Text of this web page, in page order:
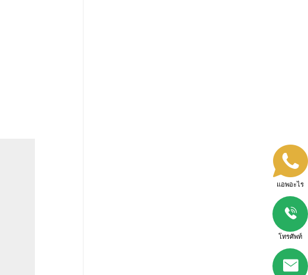
แอพอะไร
โทรศัพท์